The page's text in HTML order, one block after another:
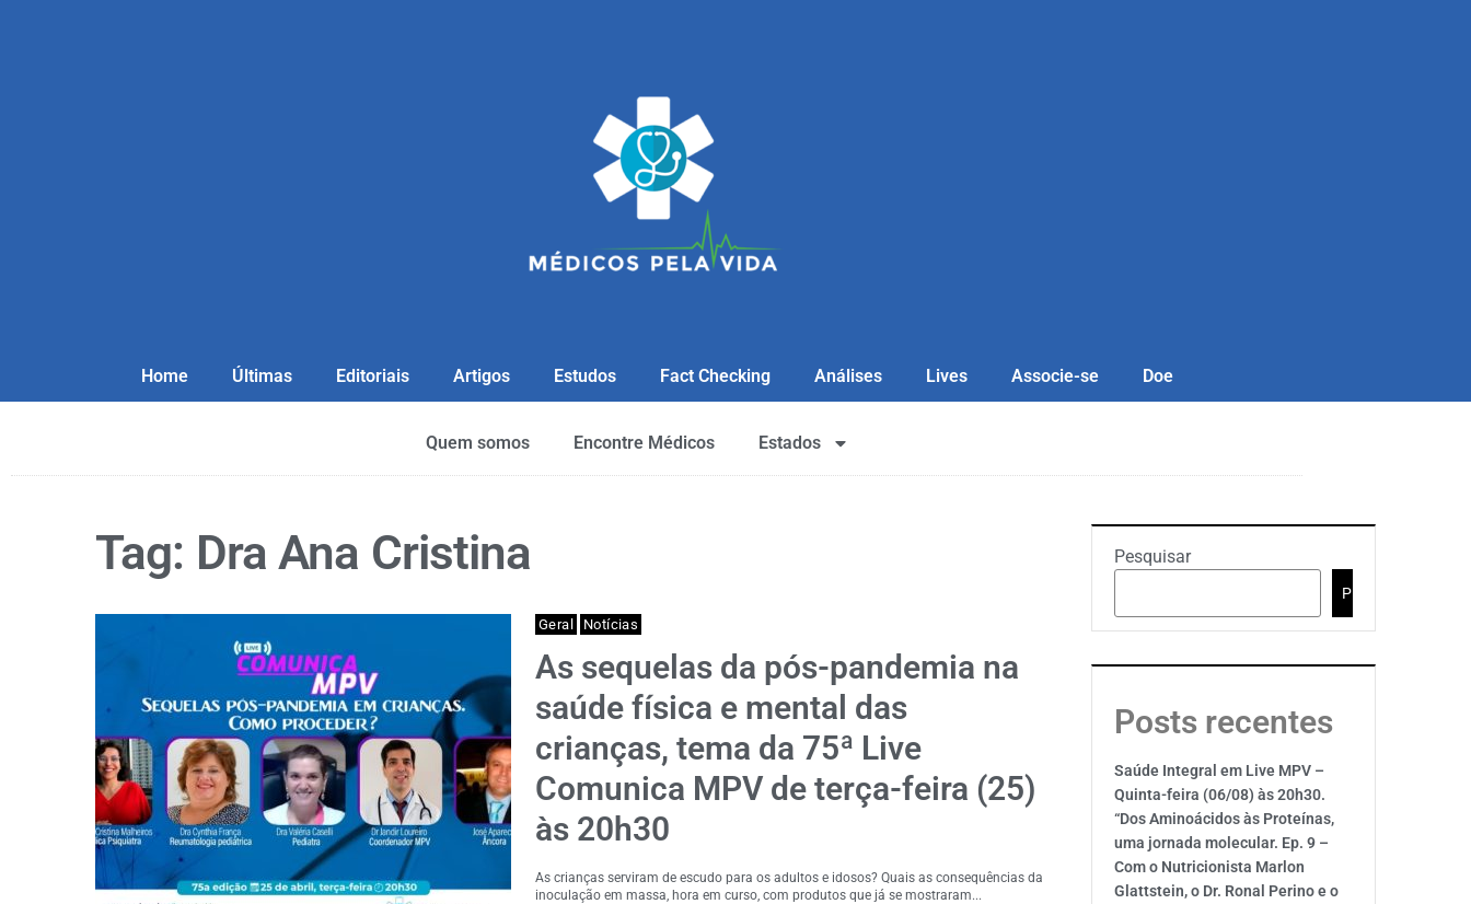
Home Últimas Editoriais Artigos Estudos Fact Checking Análises Lives Associe-se Doe
Quem somos Encontre Médicos Estados
Tag: Dra Ana Cristina
Geral Notícias
As sequelas da pós-pandemia na
saúde física e mental das
crianças, tema da 75ª Live
Comunica MPV de terça-feira (25)
às 20h30
As crianças serviram de escudo para os adultos e idosos? Quais as consequências da
inoculação em massa, hora em curso, com produtos que já se mostraram...
Pesquisar
Pesquisar
Posts recentes
Saúde Integral em Live MPV –
Quinta-feira (06/08) às 20h30.
“Dos Aminoácidos às Proteínas,
uma jornada molecular. Ep. 9 –
Com o Nutricionista Marlon
Glattstein, o Dr. Ronal Perino e o